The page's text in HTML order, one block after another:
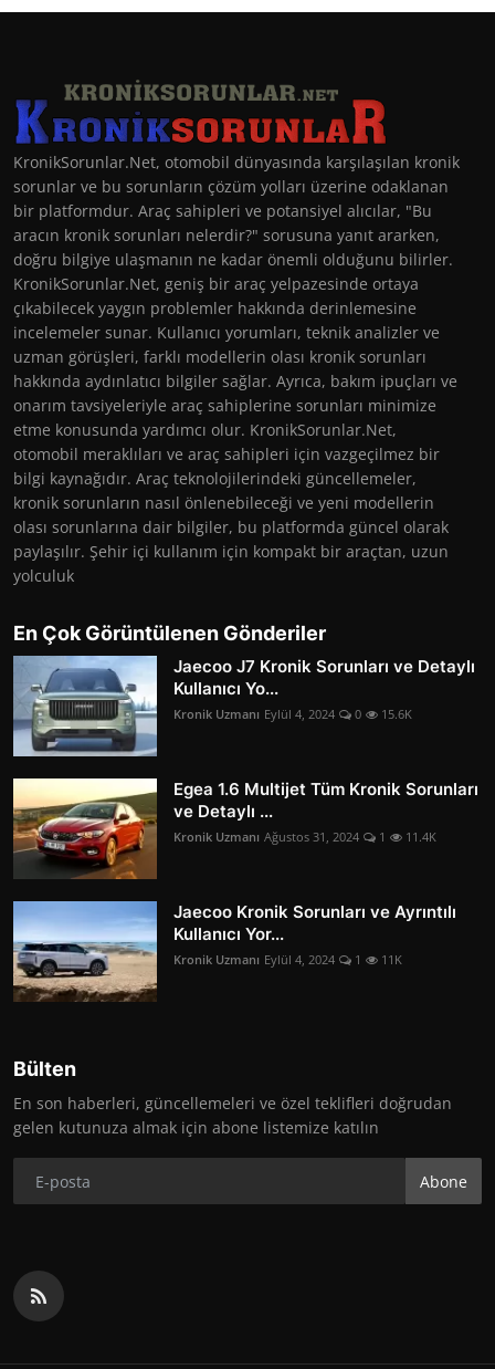
KronikSorunlar.Net, otomobil dünyasında karşılaşılan kronik
sorunlar ve bu sorunların çözüm yolları üzerine odaklanan
bir platformdur. Araç sahipleri ve potansiyel alıcılar, "Bu
aracın kronik sorunları nelerdir?" sorusuna yanıt ararken,
doğru bilgiye ulaşmanın ne kadar önemli olduğunu bilirler.
KronikSorunlar.Net, geniş bir araç yelpazesinde ortaya
çıkabilecek yaygın problemler hakkında derinlemesine
incelemeler sunar. Kullanıcı yorumları, teknik analizler ve
uzman görüşleri, farklı modellerin olası kronik sorunları
hakkında aydınlatıcı bilgiler sağlar. Ayrıca, bakım ipuçları ve
onarım tavsiyeleriyle araç sahiplerine sorunları minimize
etme konusunda yardımcı olur. KronikSorunlar.Net,
otomobil meraklıları ve araç sahipleri için vazgeçilmez bir
bilgi kaynağıdır. Araç teknolojilerindeki güncellemeler,
kronik sorunların nasıl önlenebileceği ve yeni modellerin
olası sorunlarına dair bilgiler, bu platformda güncel olarak
paylaşılır. Şehir içi kullanım için kompakt bir araçtan, uzun
yolculuk
En Çok Görüntülenen Gönderiler
Jaecoo J7 Kronik Sorunları ve Detaylı
Kullanıcı Yo...
Kronik Uzmanı Eylül 4, 2024 0 15.6K
Egea 1.6 Multijet Tüm Kronik Sorunları
ve Detaylı ...
Kronik Uzmanı Ağustos 31, 2024 1 11.4K
Jaecoo Kronik Sorunları ve Ayrıntılı
Kullanıcı Yor...
Kronik Uzmanı Eylül 4, 2024 1 11K
Bülten
En son haberleri, güncellemeleri ve özel teklifleri doğrudan
gelen kutunuza almak için abone listemize katılın
Abone